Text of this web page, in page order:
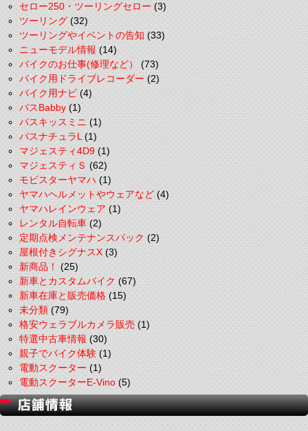
セロー250・ツーリングセロー (3)
ツーリング(32)
ツーリングやイベントの告知(33)
ニューモデル情報(14)
バイクのお仕事(修理など）(73)
バイク用ドライブレコーダー(2)
バイク用ナビ(4)
パスBabby(1)
パスキッスミニ(1)
パスナチュラL(1)
マジェスティ4D9(1)
マジェスティＳ(62)
モビスターヤマハ(1)
ヤマハヘルメットやウェアなど(4)
ヤマハレインウェア(1)
レンタル自転車(2)
定期点検メンテナンスパック(2)
屋根付きシグナスX(3)
新商品！(25)
新車とカスタムバイク(67)
新車在庫と販売価格(15)
未分類(79)
格安ウェラブルカメラ販売(1)
特選中古車情報(30)
親子でバイク体験(1)
電動スクーター(1)
電動スクーターE-Vino(5)